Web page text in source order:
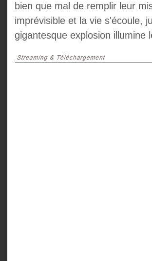
bien que mal de remplir leur
imprévisible et la vie s'écoule,
gigantesque explosion